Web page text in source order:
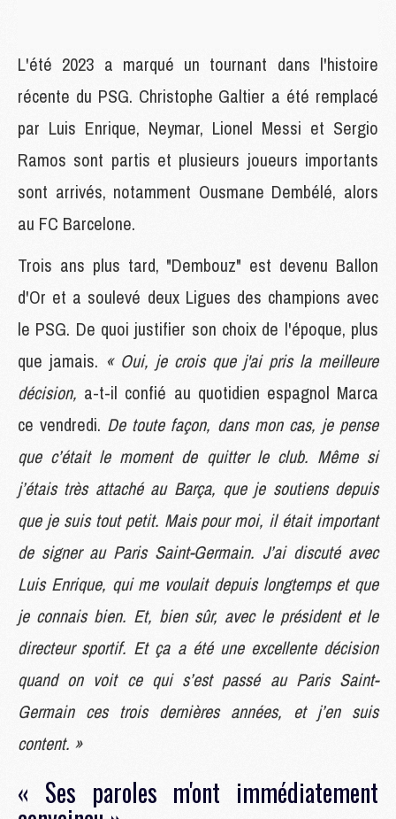
L'été 2023 a marqué un tournant dans l'histoire
récente du PSG. Christophe Galtier a été remplacé
par Luis Enrique, Neymar, Lionel Messi et Sergio
Ramos sont partis et plusieurs joueurs importants
sont arrivés, notamment Ousmane Dembélé, alors
au FC Barcelone.
Trois ans plus tard, "Dembouz" est devenu Ballon
d'Or et a soulevé deux Ligues des champions avec
le PSG. De quoi justifier son choix de l'époque, plus
que jamais. « Oui, je crois que j'ai pris la meilleure
décision, a-t-il confié au quotidien espagnol Marca
ce vendredi. De toute façon, dans mon cas, je pense
que c’était le moment de quitter le club. Même si
j’étais très attaché au Barça, que je soutiens depuis
que je suis tout petit. Mais pour moi, il était important
de signer au Paris Saint-Germain. J’ai discuté avec
Luis Enrique, qui me voulait depuis longtemps et que
je connais bien. Et, bien sûr, avec le président et le
directeur sportif. Et ça a été une excellente décision
quand on voit ce qui s’est passé au Paris Saint-
Germain ces trois dernières années, et j’en suis
content. »
« Ses paroles m'ont immédiatement